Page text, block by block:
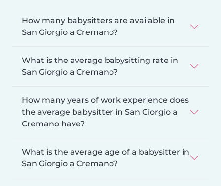
How many babysitters are available in
San Giorgio a Cremano?
What is the average babysitting rate in
San Giorgio a Cremano?
How many years of work experience does
the average babysitter in San Giorgio a
Cremano have?
What is the average age of a babysitter in
San Giorgio a Cremano?